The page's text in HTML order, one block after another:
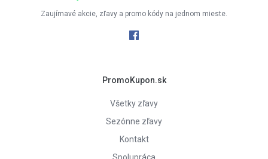
Zaujímavé akcie, zľavy a promo kódy na jednom mieste.
PromoKupon.sk
Všetky zľavy
Sezónne zľavy
Kontakt